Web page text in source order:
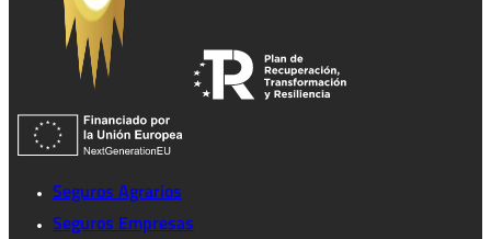
Seguros Agrarios
Seguros Empresas